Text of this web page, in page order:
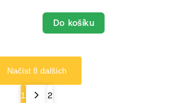
Do košíku
Načíst 8 dalších
1
2